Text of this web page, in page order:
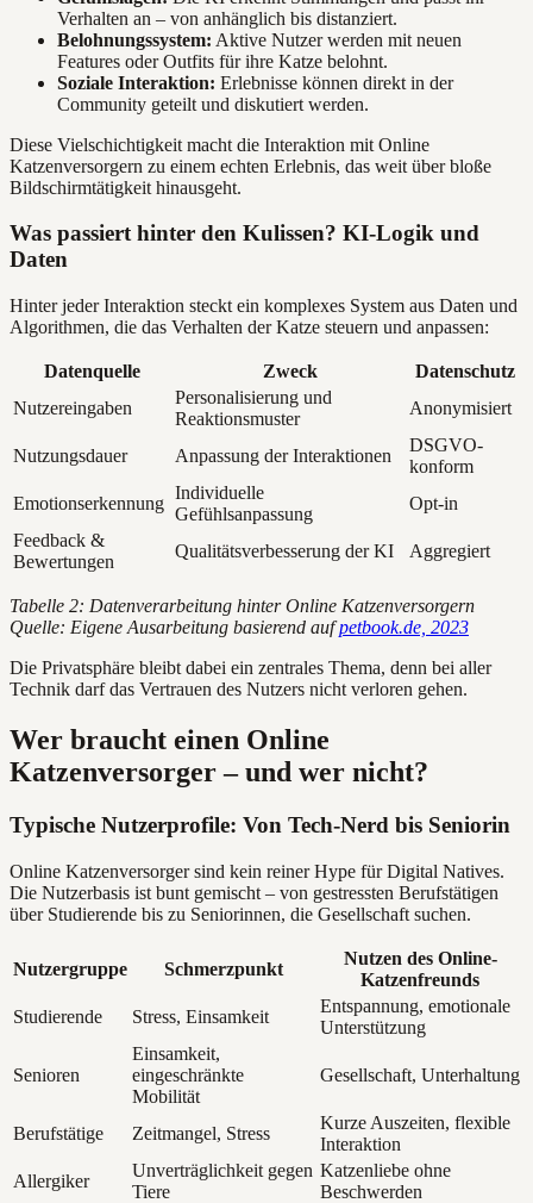
Verhalten an – von anhänglich bis distanziert.
Belohnungssystem: Aktive Nutzer werden mit neuen
Features oder Outfits für ihre Katze belohnt.
Soziale Interaktion: Erlebnisse können direkt in der
Community geteilt und diskutiert werden.
Diese Vielschichtigkeit macht die Interaktion mit Online
Katzenversorgern zu einem echten Erlebnis, das weit über bloße
Bildschirmtätigkeit hinausgeht.
Was passiert hinter den Kulissen? KI-Logik und
Daten
Hinter jeder Interaktion steckt ein komplexes System aus Daten und
Algorithmen, die das Verhalten der Katze steuern und anpassen:
Datenquelle Zweck
Datenschutz
Nutzereingaben
Personalisierung und
Reaktionsmuster
Anonymisiert
Nutzungsdauer Anpassung der Interaktionen
DSGVO-
konform
Emotionserkennung
Individuelle
Gefühlsanpassung
Opt-in
Feedback &
Bewertungen
Qualitätsverbesserung der KI Aggregiert
Tabelle 2: Datenverarbeitung hinter Online Katzenversorgern
Quelle: Eigene Ausarbeitung basierend aufpetbook.de, 2023
Die Privatsphäre bleibt dabei ein zentrales Thema, denn bei aller
Technik darf das Vertrauen des Nutzers nicht verloren gehen.
Wer braucht einen Online
Katzenversorger – und wer nicht?
Typische Nutzerprofile: Von Tech-Nerd bis Seniorin
Online Katzenversorger sind kein reiner Hype für Digital Natives.
Die Nutzerbasis ist bunt gemischt – von gestressten Berufstätigen
über Studierende bis zu Seniorinnen, die Gesellschaft suchen.
Nutzergruppe Schmerzpunkt
Nutzen des Online-
Katzenfreunds
Studierende
Stress, Einsamkeit
Entspannung, emotionale
Unterstützung
Senioren
Einsamkeit,
eingeschränkte
Mobilität
Gesellschaft, Unterhaltung
Berufstätige Zeitmangel, Stress
Kurze Auszeiten, flexible
Interaktion
Allergiker
Unverträglichkeit gegen
Tiere
Katzenliebe ohne
Beschwerden